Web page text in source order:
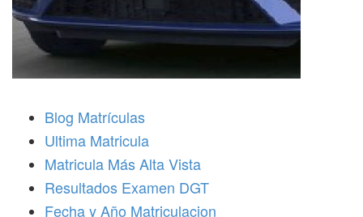
Blog Matrículas
Ultima Matricula
Matricula Más Alta Vista
Resultados Examen DGT
Fecha y Año Matriculacion